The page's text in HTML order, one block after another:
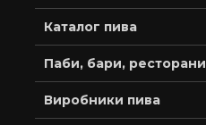
Каталог пива
Паби, бари, ресторани
Виробники пива